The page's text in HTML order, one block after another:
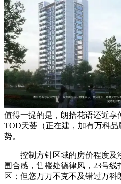
值得一提的是，朗拾花语还近享
TOD天荟（正在建，加有万科
势。
控制方针区域的房价程度及
围合感，售楼处德律风，23号
区；但您万万不克不及错过万科